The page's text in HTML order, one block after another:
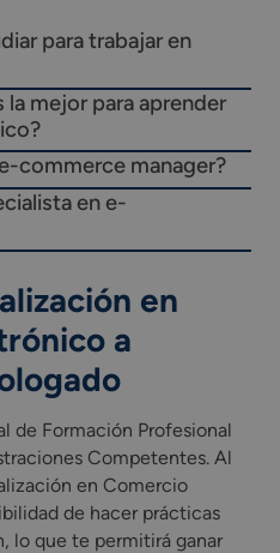
en el plan de estudios
autónoma.
para trabajar en
mejor para aprender
commerce manager?
en e-
en
a
de Formación Profesional
Competentes. Al
en Comercio
de hacer prácticas
lo que te permitirá ganar